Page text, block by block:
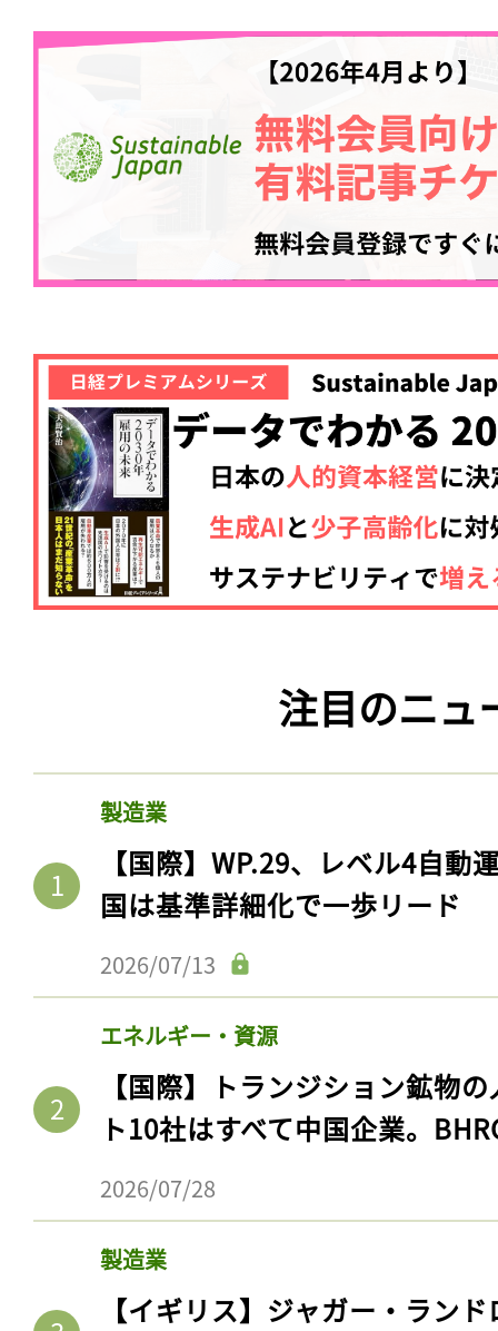
注目のニュ
製造業
【国際】WP.29、レベル4自動
国は基準詳細化で一歩リード
2026/07/13
エネルギー・資源
【国際】トランジション鉱物
ト10社はすべて中国企業。
2026/07/28
製造業
【イギリス】ジャガー・ラン